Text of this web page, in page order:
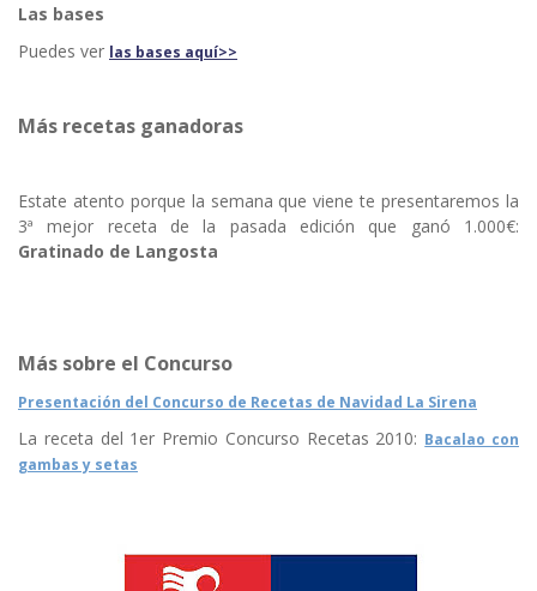
Las bases
Puedes ver las bases aquí>>
Más recetas ganadoras
Estate atento porque la semana que viene te presentaremos la
3ª mejor receta de la pasada edición que ganó 1.000€:
Gratinado de Langosta
Más sobre el Concurso
Presentación del Concurso de Recetas de Navidad La Sirena
La receta del 1er Premio Concurso Recetas 2010: Bacalao con
gambas y setas